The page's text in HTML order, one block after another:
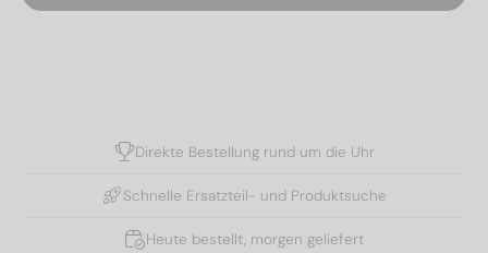
Direkte Bestellung rund um die Uhr
Schnelle Ersatzteil- und Produktsuche
Heute bestellt, morgen geliefert